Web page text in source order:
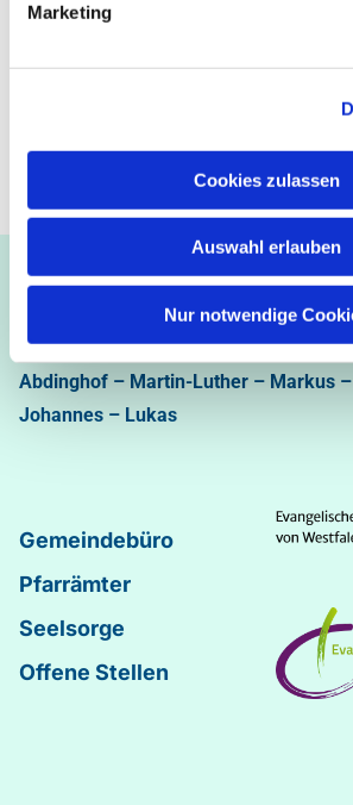
Marketing
Cookies zulassen
Auswahl erlauben
Nur notwendige
Ev.-luth. Kirchengemeinde
Bastfelder Weg 30 - 33098
05251/5002-32 und 5002-33
Abdinghof – Martin-Luther – Markus –
Johannes – Lukas
Gemeindebüro
Pfarrämter
Seelsorge
Offene Stellen